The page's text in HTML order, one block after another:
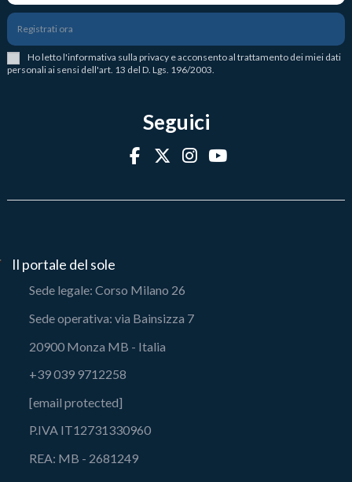
Registrati ora
Ho letto l'informativa sulla privacy e acconsento al trattamento dei miei dati
personali ai sensi dell'art. 13 del D. Lgs. 196/2003.
Seguici
Il portale del sole
Sede legale: Corso Milano 26
Sede operativa: via Bainsizza 7
20900 Monza MB - Italia
+39 039 9712258
[email protected]
P.IVA IT12731330960
REA: MB - 2681249